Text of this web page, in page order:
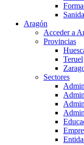
Aragón
Acceder a
Provincias
Teruel
Sectores